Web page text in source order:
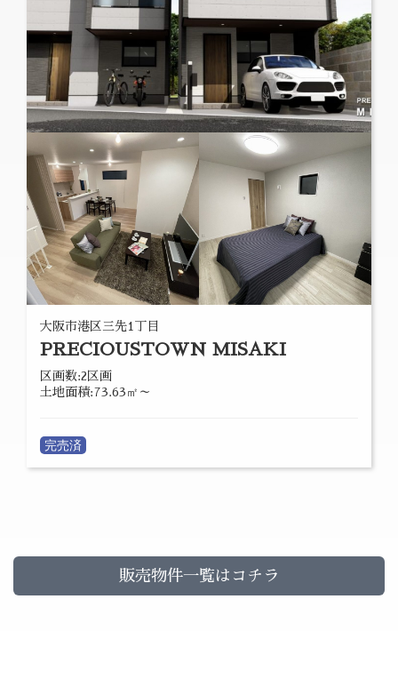
大阪市港区三先1丁目
PRECIOUSTOWN MISAKI
区画数:2区画
土地面積:73.63㎡～
完売済
販売物件一覧はコチラ